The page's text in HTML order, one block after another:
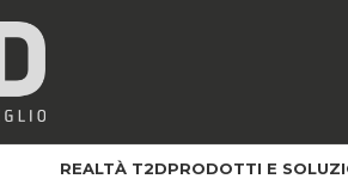
REALTÀ T2DPRODOTTI E